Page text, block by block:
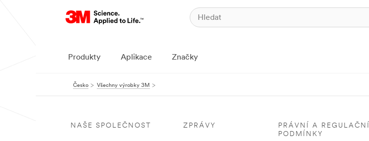
Produkty Aplikace Značky
Česko Všechny výrobky 3M
NAŠE SPOLEČNOST ZPRÁVY
PRÁVNÍ A REGULAČNÍ
PODMÍNKY